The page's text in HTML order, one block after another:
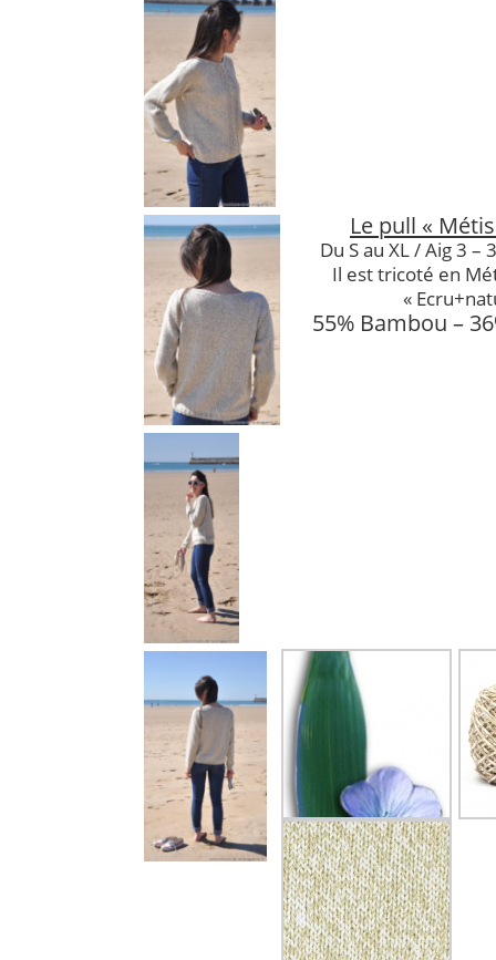
Le pull «
Du S au XL / Aig 3 –
Il est tricoté en
«
55% Bambou –